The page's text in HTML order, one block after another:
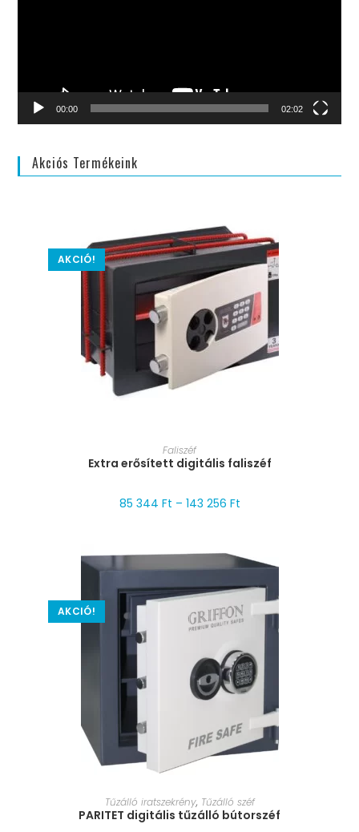
00:00 02:02
Akciós Termékeink
AKCIÓ!
MÉRET VÁLASZTÁSA
Faliszéf
Extra erősített digitális faliszéf
85 344 Ft – 143 256 Ft
AKCIÓ!
MÉRET VÁLASZTÁSA
Tűzálló iratszekrény, Tűzálló széf
PARITET digitális tűzálló bútorszéf